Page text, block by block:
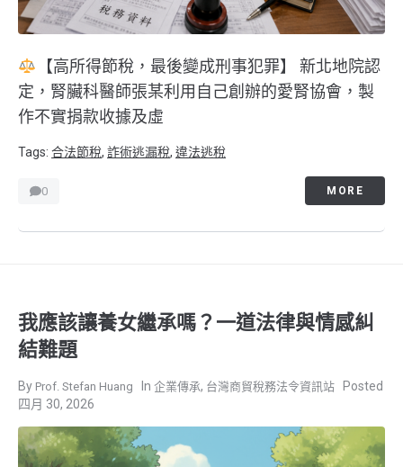
【高所得節稅，最後變成刑事犯罪】 新北地院認
定，腎臟科醫師張某利用自己創辦的愛腎協會，製
作不實捐款收據及虛
Tags: 合法節稅, 詐術逃漏稅, 違法逃稅
0 MORE
我應該讓養女繼承嗎？一道法律與情感糾
結難題
Prof. Stefan Huang 企業傳承, 台灣商貿稅務法令資訊站
四月 30, 2026